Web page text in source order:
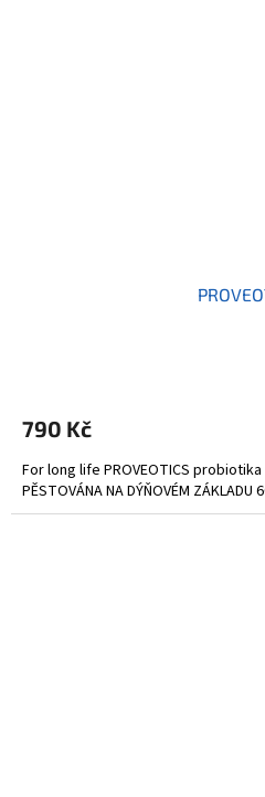
790 Kč
For long life PROVEOTICS
PĚSTOVÁNA NA DÝŇOVÉM